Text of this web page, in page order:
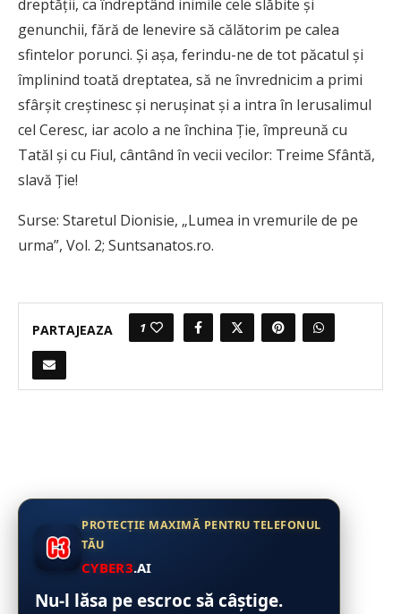
dreptăţii, ca îndreptând inimile cele slăbite şi
genunchii, fără de lenevire să călătorim pe calea
sfintelor porunci. Și aşa, ferindu-ne de tot păcatul şi
împlinind toată dreptatea, să ne învrednicim a primi
sfârşit creştinesc şi neruşinat şi a intra în Ierusalimul
cel Ceresc, iar acolo a ne închina Ţie, împreună cu
Tatăl şi cu Fiul, cântând în vecii vecilor: Treime Sfântă,
slavă Ţie!
Surse: Staretul Dionisie, „Lumea in vremurile de pe
urma”, Vol. 2; Suntsanatos.ro.
PARTAJEAZA 1
PROTECȚIE MAXIMĂ PENTRU TELEFONUL
TĂU
CYBER3.AI
Nu-l lăsa pe escroc să câștige.